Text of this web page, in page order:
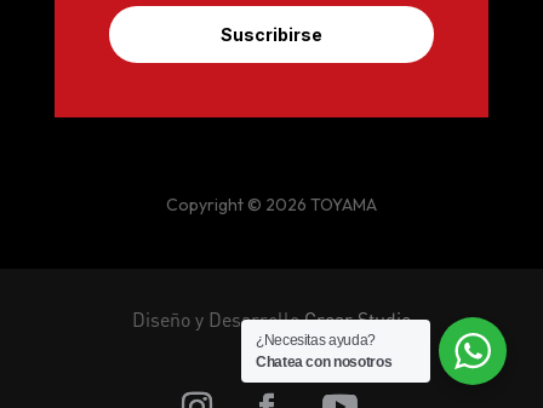
Suscribirse
Copyright © 2026 TOYAMA
Diseño y DesarrolloCrear Studio
¿Necesitas ayuda?
Chatea con nosotros